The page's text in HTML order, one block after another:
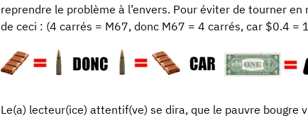
reprendre le problème à l’envers. Pour éviter de tourner
de ceci : (4 carrés = M67, donc M67 = 4 carrés, car $0.4 =
Le(a) lecteur(ice) attentif(ve) se dira, que le pauvre bougre